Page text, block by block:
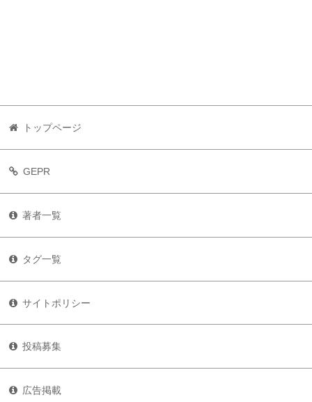
トップページ
GEPR
著者一覧
タグ一覧
サイトポリシー
投稿募集
広告掲載